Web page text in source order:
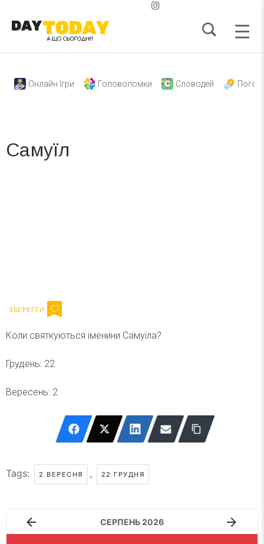
Онлайн Ігри Головоломки Словодей
Самуїл
Коли святкуються іменини Самуїла?
Грудень: 22
Вересень: 2
Tags: 2 ВЕРЕСНЯ , 22 ГРУДНЯ
СЕРПЕНЬ 2026